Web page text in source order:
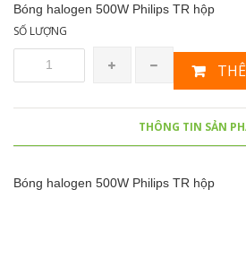
Bóng halogen 500W Philips TR hộp
SỐ LƯỢNG
THÔNG TIN SẢN
Bóng halogen 500W Philips TR hộp